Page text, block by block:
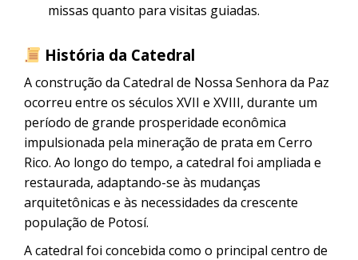
missas quanto para visitas guiadas.
História da Catedral
A construção da Catedral de Nossa Senhora da Paz
ocorreu entre os séculos XVII e XVIII, durante um
período de grande prosperidade econômica
impulsionada pela mineração de prata em Cerro
Rico. Ao longo do tempo, a catedral foi ampliada e
restaurada, adaptando-se às mudanças
arquitetônicas e às necessidades da crescente
população de Potosí.
A catedral foi concebida como o principal centro de